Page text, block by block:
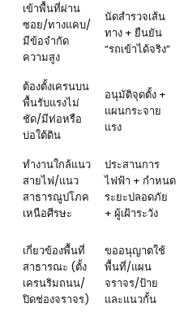
เข้าพื้นที่ผ่าน
ซอย/ทางแคบ/
มีข้อจำกัด
ความสูง
นัดสำรวจเส้น
ทาง + ยืนยัน
“รถเข้าได้จริง”
ต้องตั้งเครนบน
พื้นรับแรงไม่
ชัด/มีท่อหรือ
บ่อใต้ดิน
อนุมัติจุดตั้ง +
แผนกระจาย
แรง
ทำงานใกล้แนว
สายไฟ/แนว
สาธารณูปโภค
เหนือศีรษะ
ประสานการ
ไฟฟ้า + กำหนด
ระยะปลอดภัย
+ ผู้เฝ้าระวัง
เกี่ยวข้องพื้นที่
สาธารณะ (ตั้ง
เครนริมถนน/
ปิดช่องจราจร)
ขออนุญาตใช้
พื้นที่/แผน
จราจร/ป้าย
และแนวกั้น